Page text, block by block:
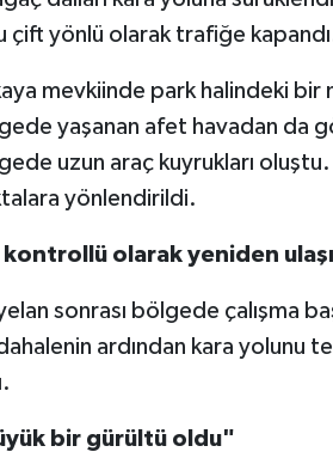
çift yönlü olarak trafiğe
mevkiinde park halindeki bir
yaşanan afet havadan da
uzun araç kuyrukları
yönlendirildi.
kontrollü olarak yeniden
sonrası bölgede çalışma
ardından kara
bir gürültü oldu"